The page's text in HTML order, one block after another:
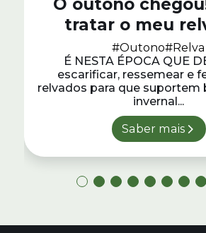
O outono
tratar o meu
#Outono#Relva
É NESTA ÉPOCA QUE
escarificar, ressemear e
relvados para que suportem
invernal...
Saber mais